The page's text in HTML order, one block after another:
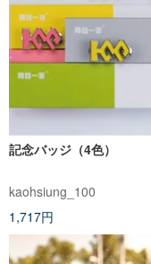
記念バッジ（4色）
kaohsiung_100
1,717円